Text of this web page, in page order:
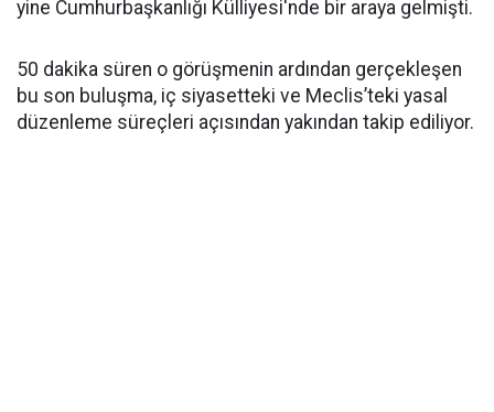
yine Cumhurbaşkanlığı Külliyesi'nde bir araya gelmişti.
50 dakika süren o görüşmenin ardından gerçekleşen
bu son buluşma, iç siyasetteki ve Meclis’teki yasal
düzenleme süreçleri açısından yakından takip ediliyor.